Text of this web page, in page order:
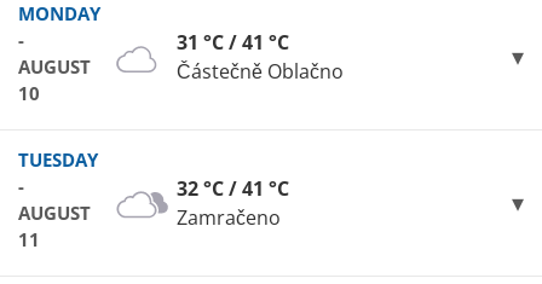
MONDAY
-
AUGUST
10
31 °C / 41 °C
Částečně Oblačno
TUESDAY
-
AUGUST
11
32 °C / 41 °C
Zamračeno